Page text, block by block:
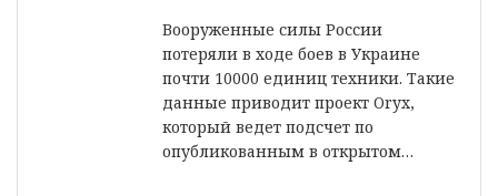
Вооруженные силы России
потеряли в ходе боев в Украине
почти 10000 единиц техники. Такие
данные приводит проект Oryx,
который ведет подсчет по
опубликованным в открытом…